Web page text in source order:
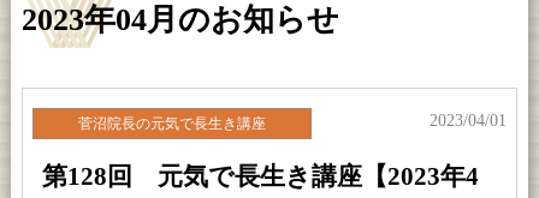
2023年04月のお知らせ
第128回 元気で長生き講座【2023年4
菅沼院長の元気で長生き講座 2023/04/01